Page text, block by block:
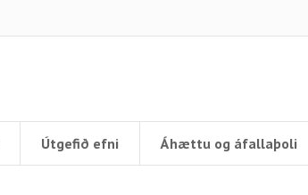
Útgefið efni Áhættu og áfallaþoli